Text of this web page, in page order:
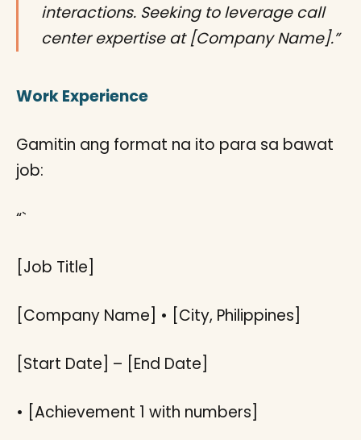
interactions. Seeking to leverage call
center expertise at [Company Name].”
Work Experience
Gamitin ang format na ito para sa bawat
job:
“`
[Job Title]
[Company Name] • [City, Philippines]
[Start Date] – [End Date]
• [Achievement 1 with numbers]